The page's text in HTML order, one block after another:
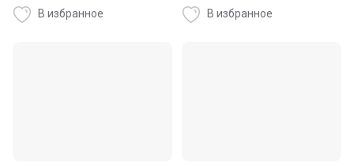
В избранное
В избранное